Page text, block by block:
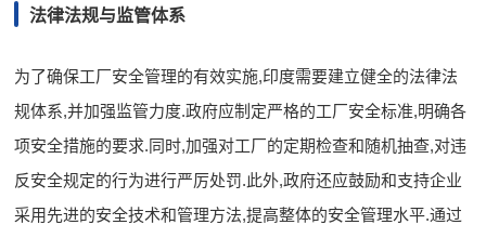
法律法规与监管体系
为了确保工厂安全管理的有效实施,印度需要建立健全的法律法
规体系,并加强监管力度.政府应制定严格的工厂安全标准,明确各
项安全措施的要求.同时,加强对工厂的定期检查和随机抽查,对违
反安全规定的行为进行严厉处罚.此外,政府还应鼓励和支持企业
采用先进的安全技术和管理方法,提高整体的安全管理水平.通过